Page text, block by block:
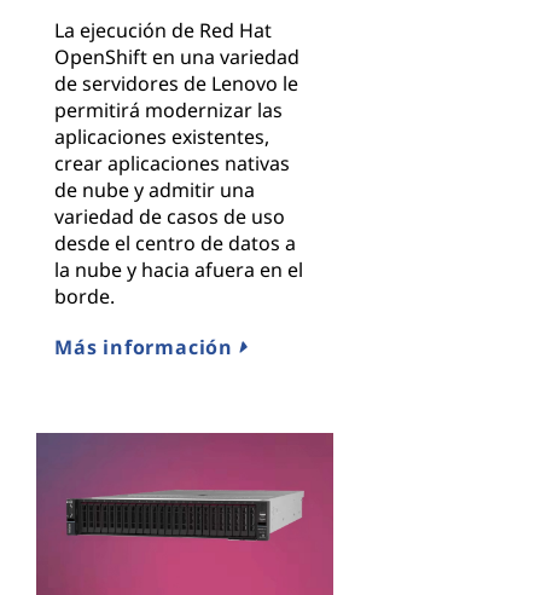
La ejecución de Red Hat
OpenShift en una variedad
de servidores de Lenovo le
permitirá modernizar las
aplicaciones existentes,
crear aplicaciones nativas
de nube y admitir una
variedad de casos de uso
desde el centro de datos a
la nube y hacia afuera en el
borde.
Más información